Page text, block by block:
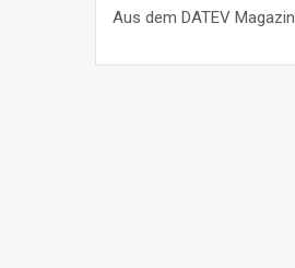
Aus dem DATEV Magazin